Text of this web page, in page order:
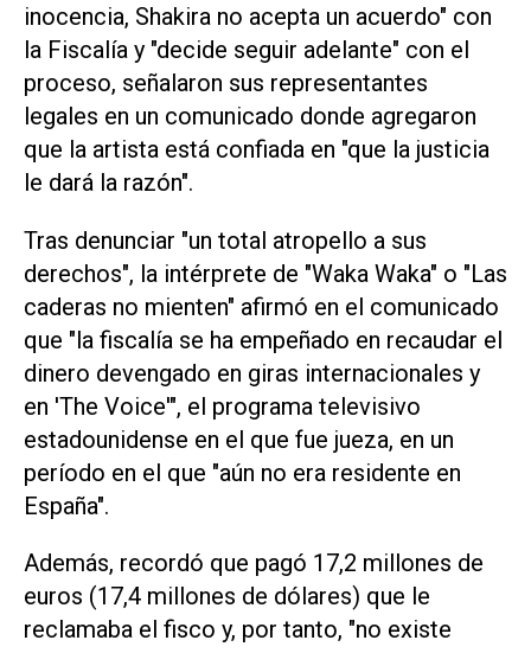
inocencia, Shakira no acepta un acuerdo" con
la Fiscalía y "decide seguir adelante" con el
proceso, señalaron sus representantes
legales en un comunicado donde agregaron
que la artista está confiada en "que la justicia
le dará la razón".
Tras denunciar "un total atropello a sus
derechos", la intérprete de "Waka Waka" o "Las
caderas no mienten" afirmó en el comunicado
que "la fiscalía se ha empeñado en recaudar el
dinero devengado en giras internacionales y
en 'The Voice'", el programa televisivo
estadounidense en el que fue jueza, en un
período en el que "aún no era residente en
España".
Además, recordó que pagó 17,2 millones de
euros (17,4 millones de dólares) que le
reclamaba el fisco y, por tanto, "no existe